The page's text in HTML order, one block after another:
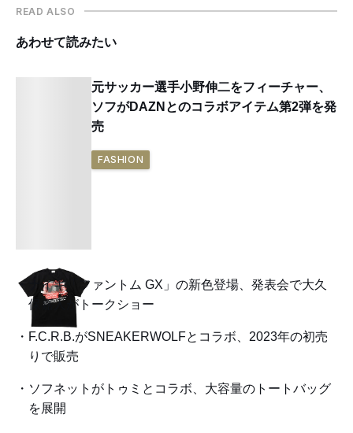
READ ALSO
あわせて読みたい
元サッカー選手小野伸二をフィーチャー、
ソフがDAZNとのコラボアイテム第2弾を発
売
FASHION
ナイキ「ファントム GX」の新色登場、発表会で大久
保嘉人がトークショー
F.C.R.B.がSNEAKERWOLFとコラボ、2023年の初売
りで販売
ソフネットがトゥミとコラボ、大容量のトートバッグ
を展開